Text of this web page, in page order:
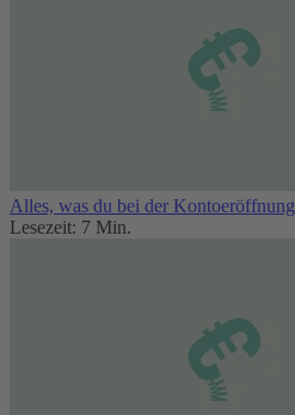
Alles, was du bei der
Lesezeit: 7 Min.